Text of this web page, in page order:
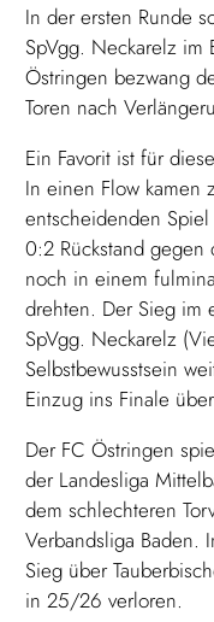
In der ersten Runde
SpVgg. Neckarelz im
Östringen bezwang
Toren nach
Ein Favorit ist für
In einen Flow kamen
entscheidenden
0:2 Rückstand gegen
noch in einem
drehten. Der Sieg im
SpVgg. Neckarelz
Selbstbewusstsein
Einzug ins Finale
Der FC Östringen
der Landesliga
dem schlechteren
Verbandsliga Baden.
Sieg über
in 25/26 verloren.